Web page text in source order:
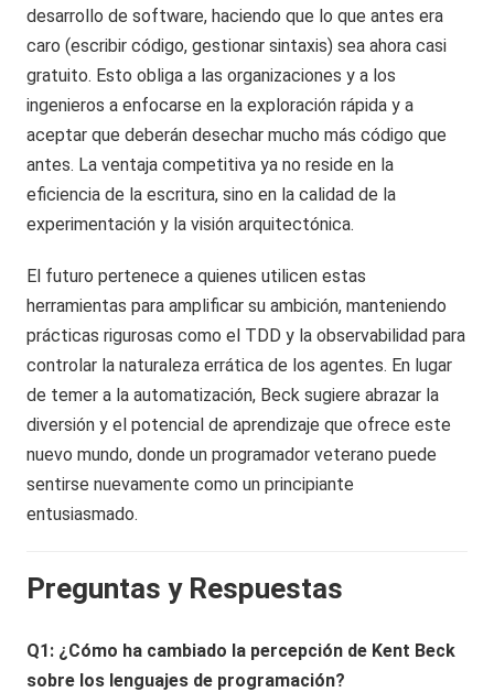
desarrollo de software, haciendo que lo que antes era
caro (escribir código, gestionar sintaxis) sea ahora casi
gratuito. Esto obliga a las organizaciones y a los
ingenieros a enfocarse en la exploración rápida y a
aceptar que deberán desechar mucho más código que
antes. La ventaja competitiva ya no reside en la
eficiencia de la escritura, sino en la calidad de la
experimentación y la visión arquitectónica.
El futuro pertenece a quienes utilicen estas
herramientas para amplificar su ambición, manteniendo
prácticas rigurosas como el TDD y la observabilidad para
controlar la naturaleza errática de los agentes. En lugar
de temer a la automatización, Beck sugiere abrazar la
diversión y el potencial de aprendizaje que ofrece este
nuevo mundo, donde un programador veterano puede
sentirse nuevamente como un principiante
entusiasmado.
Preguntas y Respuestas
Q1: ¿Cómo ha cambiado la percepción de Kent Beck
sobre los lenguajes de programación?